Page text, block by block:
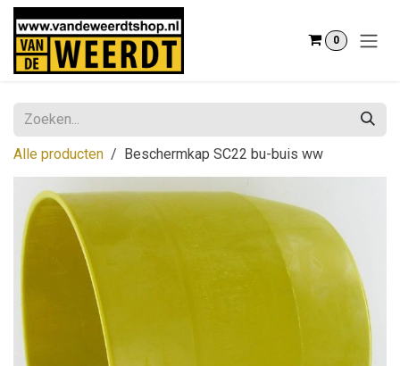
Overslaan naar inhoud
0
Alle producten Beschermkap SC22 bu-buis ww